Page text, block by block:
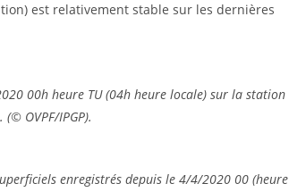
est relativement stable sur les dernières
00h heure TU (04h heure locale) sur la station
OVPF/IPGP).
enregistrés depuis le 4/4/2020 00 (heure